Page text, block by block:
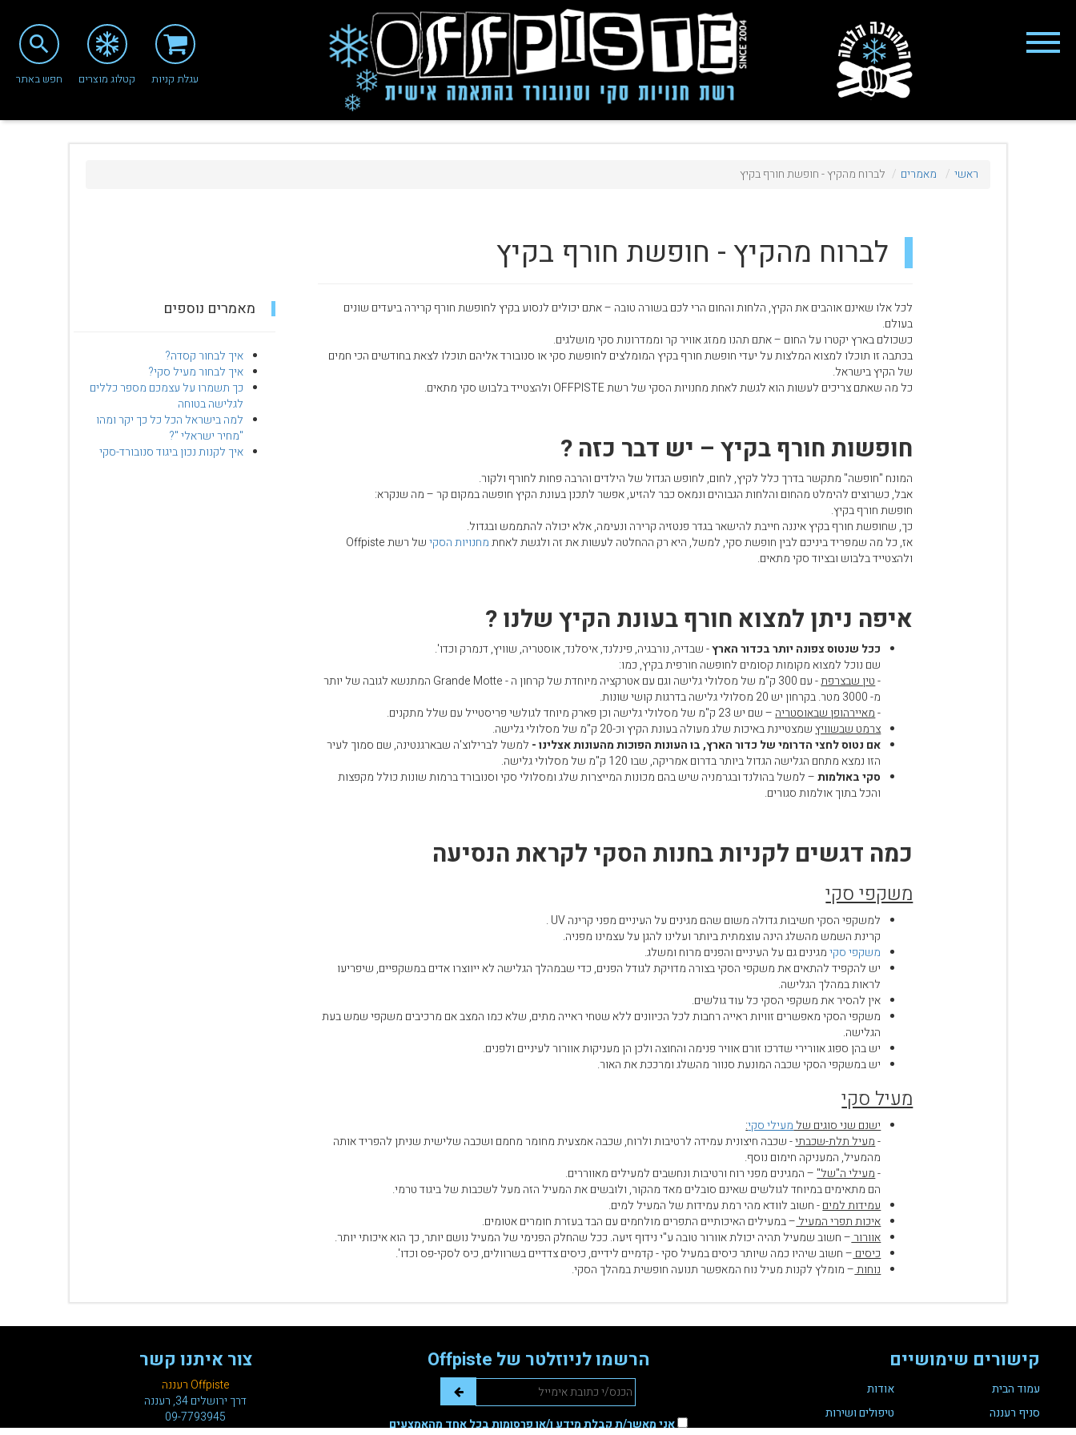
מי אנחנו
עגלת קניות קטלוג מוצרים
search
חפש באתר
ראשי מאמרים לברוח מהקיץ - חופשת חורף בקיץ
לברוח מהקיץ - חופשת חורף בקיץ
לכל אלו שאינם אוהבים את הקיץ, הלחות והחום הרי לכם בשורה טובה – אתם יכולים לנסוע בקיץ לחופשת חורף קרירה ביעדים שונים
בעולם.
כשכולם בארץ יקטרו על החום – אתם תהנו ממזג אוויר קר וממדרונות סקי מושלגים.
בכתבה זו תוכלו למצוא המלצות על יעדי חופשת חורף בקיץ המומלצים לחופשת סקי או סנובורד אליהם תוכלו לצאת בחודשים הכי חמים
של הקיץ בישראל.
כל מה שאתם צריכים לעשות הוא לגשת לאחת מחנויות הסקי של רשת OFFPISTE ולהצטייד בלבוש סקי מתאים.
חופשות חורף בקיץ – יש דבר כזה ?
המונח "חופשה" מתקשר בדרך כלל לקיץ, לחום, לחופש הגדול של הילדים והרבה פחות לחורף ולקור.
אבל, כשרוצים להימלט מהחום והלחות הגבוהים ונמאס כבר להזיע, אפשר לתכנן בעונת הקיץ חופשה במקום קר – מה שנקרא:
חופשת חורף בקיץ.
כך, שחופשת חורף בקיץ איננה חייבת להישאר בגדר פנטזיה קרירה ונעימה, אלא יכולה להתממש ובגדול.
אז, כל מה שמפריד ביניכם לבין חופשת סקי, למשל, היא רק ההחלטה לעשות את זה ולגשת לאחתמחנויות הסקי
של רשת Offpiste
ולהצטייד בלבוש ובציוד סקי מתאים.
איפה ניתן למצוא חורף בעונת הקיץ שלנו ?
ככל שנטוס צפונה יותר בכדור הארץ- שבדיה, נורבגיה, פינלנד, איסלנד, אוסטריה, שוויץ, דנמרק וכדו'.
שם נוכל למצוא מקומות קסומים לחופשה חורפית בקיץ, כמו:
-טין שבצרפת
- עם 300 ק"מ של מסלולי גלישה וגם עם אטרקציה מיוחדת של קרחון ה - Grande Motte המתנשא לגובה של יותר
מ- 3000 מטר. בקרחון יש 20 מסלולי גלישה בדרגות קושי שונות.
-מאיירהופן שבאוסטריה – שם יש 23 ק"מ של מסלולי גלישה וכן פארק מיוחד לגולשי פריסטייל עם שלל מתקנים.
צרמט שבשוויץשמצטיינת באיכות שלג מעולה בעונת הקיץ וכ-20 ק"מ של מסלולי גלישה.
אם נטוס לחצי הדרומי של כדור הארץ, בו העונות הפוכות מהעונות אצלינו - למשל לברילוצ'ה שבארגנטינה, שם סמוך לעיר
הזו נמצא מתחם הגלישה הגדול ביותר בדרום אמריקה, שבו 120 ק"מ של מסלולי גלישה.
סקי באולמות– למשל בהולנד ובגרמניה שיש בהם מכונות המייצרות שלג ומסלולי סקי וסנובורד ברמות שונות כולל מקפצות
והכל בתוך אולמות סגורים.
כמה דגשים לקניות בחנות הסקי לקראת הנסיעה
משקפי סקי
למשקפי הסקי חשיבות גדולה משום שהם מגינים על העיניים מפני קרינה UV .
קרינת השמש מהשלג הינה עוצמתית ביותר ועלינו להגן על עצמינו מפניה.
משקפי סקימגינים גם על העיניים והפנים מרוח ומשלג.
יש להקפיד להתאים את משקפי הסקי בצורה מדויקת לגודל הפנים, כדי שבמהלך הגלישה לא ייווצרו אדים במשקפיים, שיפריעו
לראות במהלך הגלישה.
אין להסיר את משקפי הסקי כל עוד גולשים.
משקפי הסקי מאפשרים זוויות ראייה רחבות לכל הכיוונים ללא שטחי ראייה מתים, שלא כמו המצב אם מרכיבים משקפי שמש בעת
הגלישה.
יש בהן ספוג אוורירי שדרכו זורם אוויר פנימה והחוצה ולכן הן מעניקות אוורור לעיניים ולפנים.
יש במשקפי הסקי שכבה המונעת סנוור מהשלג ומרככת את האור.
מעיל סקי
ישנם שני סוגים של מעילי סקי:
-מעיל תלת-שכבתי- שכבה חיצונית עמידה לרטיבות ולרוח, שכבה אמצעית מחומר מחמם ושכבה שלישית שניתן להפריד אותה
מהמעיל, המעניקה חימום נוסף.
-מעילי ה"של" – המגינים מפני רוח ורטיבות ונחשבים למעילים מאווררים.
הם מתאימים במיוחד לגולשים שאינם סובלים מאד מהקור, ולובשים את המעיל הזה מעל לשכבות של ביגוד טרמי.
עמידות למים- חשוב לוודא מהי רמת עמידות של המעיל למים.
איכות תפרי המעיל – במעילים האיכותיים התפרים מולחמים עם הבד בעזרת חומרים אטומים.
אוורור– חשוב שמעיל תהיה יכולת אוורור טובה ע"י נידוף זיעה. ככל שהחלק הפנימי של המעיל נושם יותר, כך הוא איכותי יותר.
כיסים – חשוב שיהיו כמה שיותר כיסים במעיל סקי - קדמיים לידיים, כיסים צדדיים בשרוולים, כיס לסקי-פס וכדו'.
נוחות– מומלץ לקנות מעיל נוח המאפשר תנועה חופשית במהלך הסקי.
מאמרים נוספים
איך לבחור קסדה?
איך לבחור מעיל סקי?
כך תשמרו על עצמכם מספר כללים
לגלישה בטוחה
למה בישראל הכל כל כך יקר ומהו
"מחיר ישראלי "?
איך לקנות נכון ביגוד סנובורד-סקי
קישורים שימושיים
עמוד הבית
אודות
סניף רעננה
טיפולים ושירות
הרשמו לניוזלטר של Offpiste
אני מאשר/ת קבלת מידע ו/או פרסומות בכל אחד מהאמצעים
צור איתנו קשר
Offpiste רעננה
דרך ירושלים 34, רעננה
09-7793945